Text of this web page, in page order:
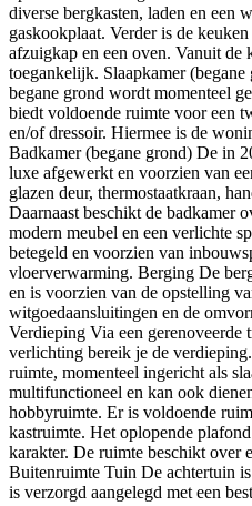
diverse bergkasten, laden en een
gaskookplaat. Verder is de
afzuigkap en een oven. Vanuit de
toegankelijk. Slaapkamer
begane grond wordt momenteel
biedt voldoende ruimte voor een
en/of dressoir. Hiermee is de
Badkamer (begane grond) De in
luxe afgewerkt en voorzien van
glazen deur, thermostaatkraan,
Daarnaast beschikt de badkamer
modern meubel en een verlichte
betegeld en voorzien van
vloerverwarming. Berging De
en is voorzien van de opstelling
witgoedaansluitingen en de
Verdieping Via een gerenoveerde
verlichting bereik je de
ruimte, momenteel ingericht als
multifunctioneel en kan ook
hobbyruimte. Er is voldoende
kastruimte. Het oplopende
karakter. De ruimte beschikt over
Buitenruimte Tuin De achtertuin
is verzorgd aangelegd met een